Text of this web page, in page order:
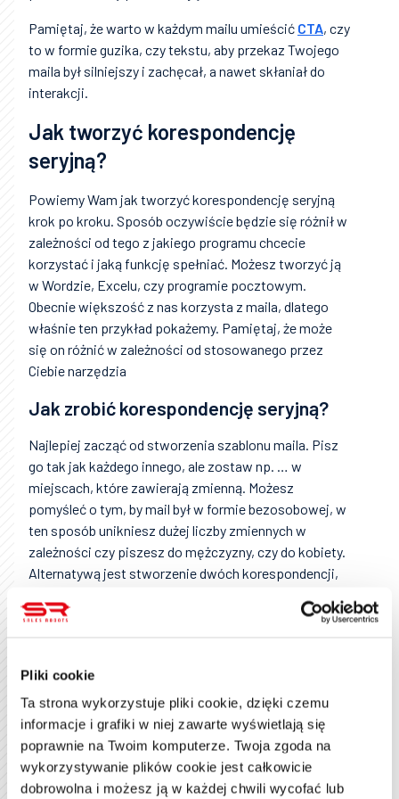
Pliki cookie
Ta strona wykorzystuje pliki cookie, dzięki czemu
informacje i grafiki w niej zawarte wyświetlają się
poprawnie na Twoim komputerze. Twoja zgoda na
wykorzystywanie plików cookie jest całkowicie
dobrowolna i możesz ją w każdej chwili wycofać lub
Pamiętaj, że warto w każdym mailu umieścić CTA, czy
to w formie guzika, czy tekstu, aby przekaz Twojego
maila był silniejszy i zachęcał, a nawet skłaniał do
interakcji.
Jak tworzyć korespondencję
seryjną?
Powiemy Wam jak tworzyć korespondencję seryjną
krok po kroku. Sposób oczywiście będzie się różnił w
zależności od tego z jakiego programu chcecie
korzystać i jaką funkcję spełniać. Możesz tworzyć ją
w Wordzie, Excelu, czy programie pocztowym.
Obecnie większość z nas korzysta z maila, dlatego
właśnie ten przykład pokażemy. Pamiętaj, że może
się on różnić w zależności od stosowanego przez
Ciebie narzędzia
Jak zrobić korespondencję seryjną?
Najlepiej zacząć od stworzenia szablonu maila. Pisz
go tak jak każdego innego, ale zostaw np. … w
miejscach, które zawierają zmienną. Możesz
pomyśleć o tym, by mail był w formie bezosobowej, w
ten sposób unikniesz dużej liczby zmiennych w
zależności czy piszesz do mężczyzny, czy do kobiety.
Alternatywą jest stworzenie dwóch korespondencji,
Jak stworzyć listę do korespondencji
kolumny. Pierwsza linijka kolumny to w większości
przypadków nazwa określająca zmienną (będziesz ją
później wstawiać do maila, więc musi być unikatowa).
Takie zmienne to np. adres mailowy, data, imię,